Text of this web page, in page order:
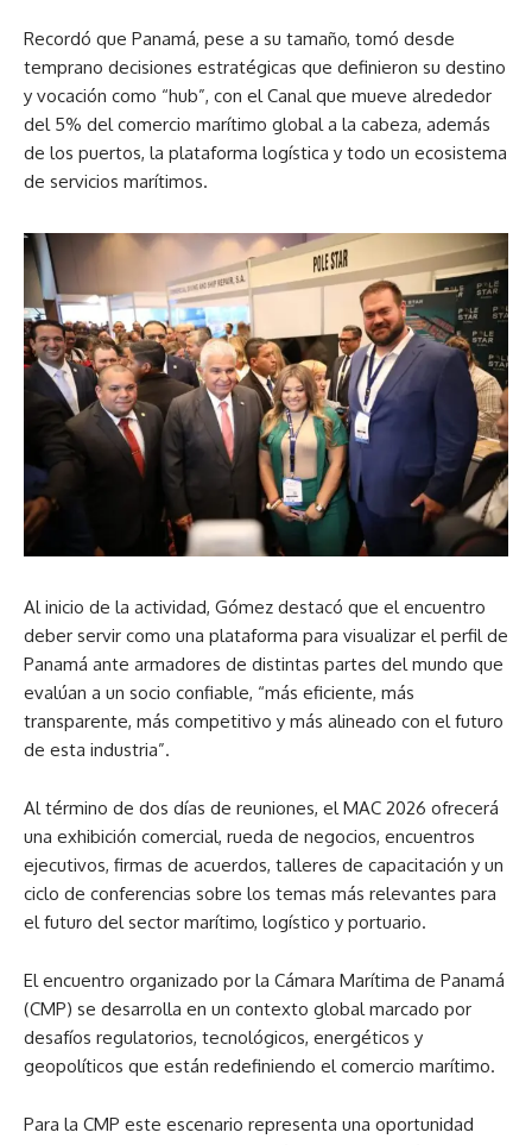
Recordó que Panamá, pese a su tamaño, tomó desde
temprano decisiones estratégicas que definieron su destino
y vocación como “hub”, con el Canal que mueve alrededor
del 5% del comercio marítimo global a la cabeza, además
de los puertos, la plataforma logística y todo un ecosistema
de servicios marítimos.
Al inicio de la actividad, Gómez destacó que el encuentro
deber servir como una plataforma para visualizar el perfil de
Panamá ante armadores de distintas partes del mundo que
evalúan a un socio confiable, “más eficiente, más
transparente, más competitivo y más alineado con el futuro
de esta industria”.
Al término de dos días de reuniones, el MAC 2026 ofrecerá
una exhibición comercial, rueda de negocios, encuentros
ejecutivos, firmas de acuerdos, talleres de capacitación y un
ciclo de conferencias sobre los temas más relevantes para
el futuro del sector marítimo, logístico y portuario.
El encuentro organizado por la Cámara Marítima de Panamá
(CMP) se desarrolla en un contexto global marcado por
desafíos regulatorios, tecnológicos, energéticos y
geopolíticos que están redefiniendo el comercio marítimo.
Para la CMP este escenario representa una oportunidad